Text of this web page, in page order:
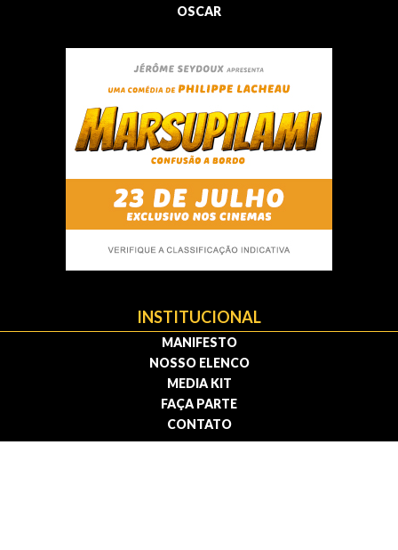
OSCAR
INSTITUCIONAL
MANIFESTO
NOSSO ELENCO
MEDIA KIT
FAÇA PARTE
CONTATO